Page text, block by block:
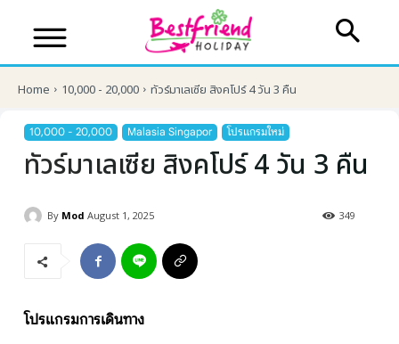
บริษัทเบสเฟรนด์ ฮอลิเดย์
Home 10,000 - 20,000 ทัวร์มาเลเซีย สิงคโปร์ 4 วัน 3 คืน
10,000 - 20,000 Malasia Singapor โปรแกรมใหม่
ทัวร์มาเลเซีย สิงคโปร์ 4 วัน 3 คืน
By Mod August 1, 2025 349
โปรแกรมการเดินทาง